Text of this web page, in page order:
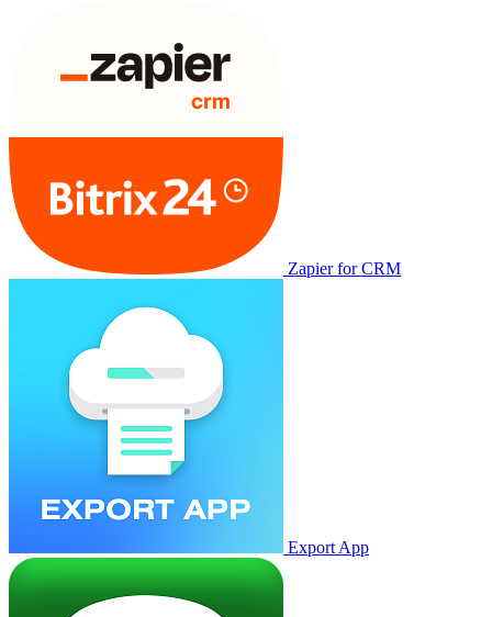
Zapier for CRM
Export App